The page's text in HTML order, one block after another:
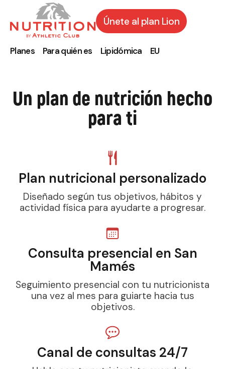
Únete al plan Lion
Planes Para quién es Lipidómica EU
Un plan de nutrición hecho
para ti
Plan nutricional personalizado
Diseñado según tus objetivos, hábitos y
actividad física para ayudarte a progresar.
Consulta presencial en San
Mamés
Seguimiento presencial con tu nutricionista
una vez al mes para guiarte hacia tus
objetivos.
Canal de consultas 24/7